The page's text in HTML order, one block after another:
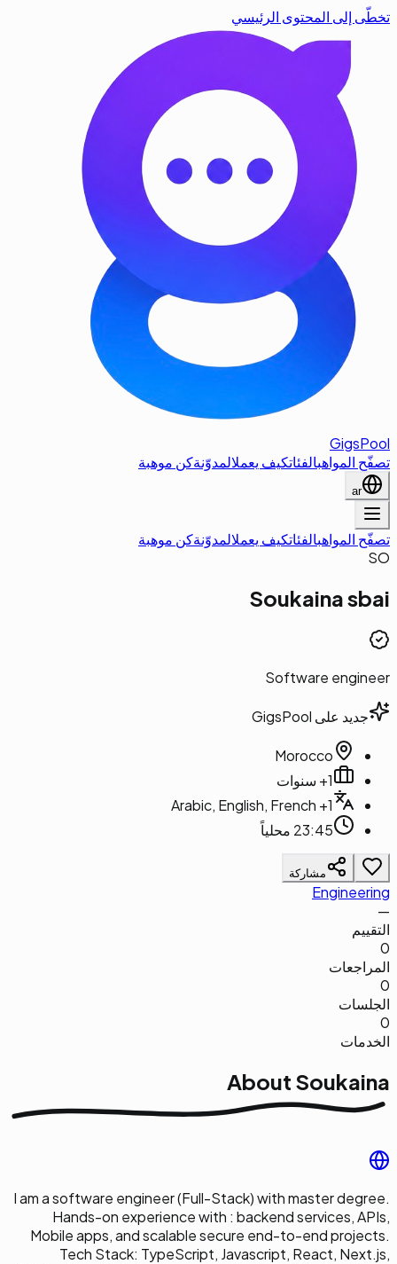
تخطّى إلى المحتوى الرئيسي
GigsPool
تصفّح المواهبالفئاتكيف يعملالمدوّنةكن موهبة
ar
تصفّح المواهبالفئاتكيف يعملالمدوّنةكن موهبة
SO
Soukainasbai
Software engineer
جديد على GigsPool
Morocco
1+ سنوات
Arabic, English, French +1
23:45 محلياً
مشاركة
Engineering
—
التقييم
0
المراجعات
0
الجلسات
0
الخدمات
About Soukaina
I am a software engineer (Full-Stack) with master degree.
Hands-on experience with : backend services, APIs,
Mobile apps, and scalable secure end-to-end projects.
Tech Stack: TypeScript, Javascript, React, Next.js,